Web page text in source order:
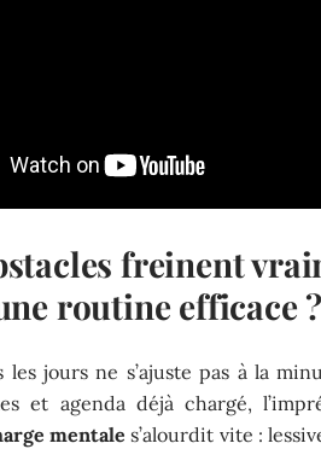
freinent
routine efficace ?
les jours ne s’ajuste pas à la
et agenda déjà chargé,
mentale s’alourdit vite :